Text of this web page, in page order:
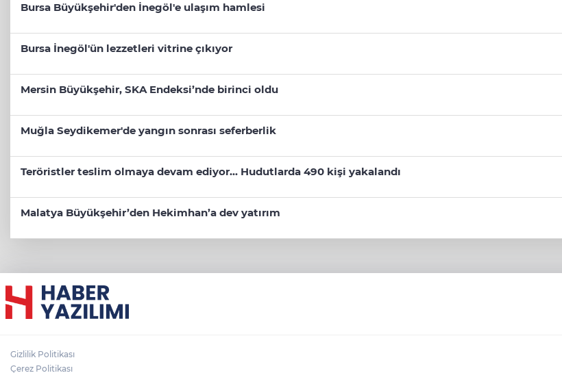
Bursa Büyükşehir'den İnegöl'e ulaşım hamlesi
Bursa İnegöl'ün lezzetleri vitrine çıkıyor
Mersin Büyükşehir, SKA Endeksi’nde birinci oldu
Muğla Seydikemer'de yangın sonrası seferberlik
Teröristler teslim olmaya devam ediyor... Hudutlarda 490 kişi yakalandı
Malatya Büyükşehir’den Hekimhan’a dev yatırım
Gizlilik Politikası
Çerez Politikası